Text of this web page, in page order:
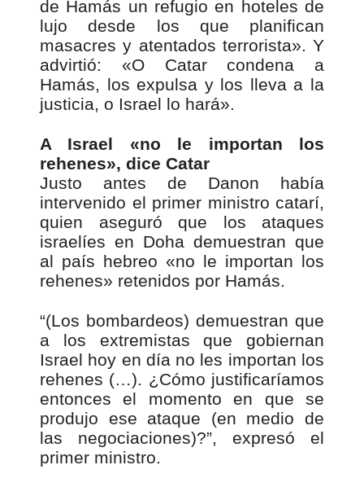
de Hamás un refugio en hoteles de
lujo desde los que planifican
masacres y atentados terrorista». Y
advirtió: «O Catar condena a
Hamás, los expulsa y los lleva a la
justicia, o Israel lo hará».
A Israel «no le importan los
rehenes», dice Catar
Justo antes de Danon había
intervenido el primer ministro catarí,
quien aseguró que los ataques
israelíes en Doha demuestran que
al país hebreo «no le importan los
rehenes» retenidos por Hamás.
“(Los bombardeos) demuestran que
a los extremistas que gobiernan
Israel hoy en día no les importan los
rehenes (…). ¿Cómo justificaríamos
entonces el momento en que se
produjo ese ataque (en medio de
las negociaciones)?”, expresó el
primer ministro.